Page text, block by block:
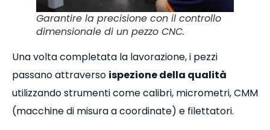
Garantire la precisione con il controllo
dimensionale di un pezzo CNC.
Una volta completata la lavorazione, i pezzi
passano attraverso ispezione della qualità
utilizzando strumenti come calibri, micrometri, CMM
(macchine di misura a coordinate) e filettatori.